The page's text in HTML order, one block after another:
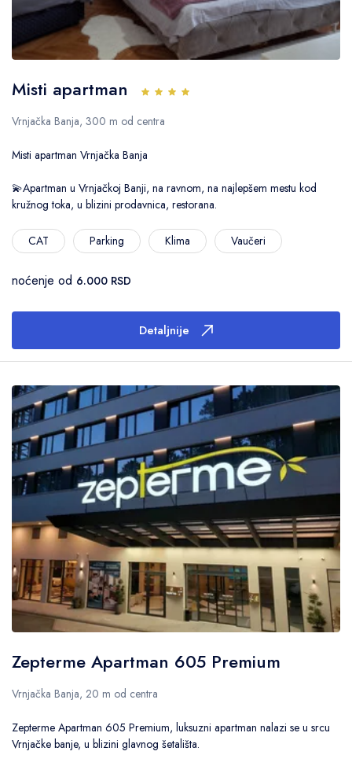
Misti apartman
Vrnjačka Banja, 300 m od centra
Misti apartman Vrnjačka Banja
💫Apartman u Vrnjačkoj Banji, na ravnom, na najlepšem mestu kod
kružnog toka, u blizini prodavnica, restorana.
CAT Parking Klima Vaučeri
noćenje od 6.000 RSD
Detaljnije
Zepterme Apartman 605 Premium
Vrnjačka Banja, 20 m od centra
Zepterme Apartman 605 Premium, luksuzni apartman nalazi se u srcu
Vrnjačke banje, u blizini glavnog šetališta.